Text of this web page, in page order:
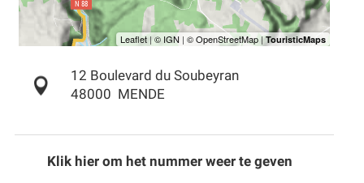
12 Boulevard du Soubeyran
48000 MENDE
Klik hier om het nummer weer te geven